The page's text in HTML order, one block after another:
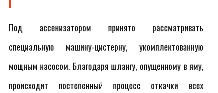
Под ассенизатором принято рассматривать
специальную машину-цистерну, укомплектованную
мощным насосом. Благодаря шлангу, опущенному в яму,
происходит постепенный процесс откачки всех